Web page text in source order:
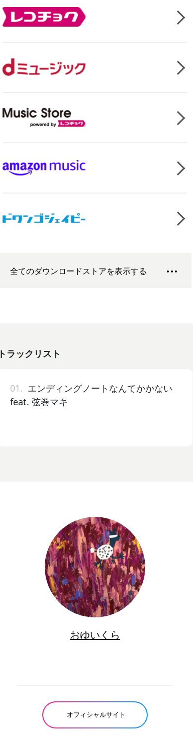
全てのダウンロードストアを表示する
トラックリスト
01. エンディングノートなんてかかない
feat. 弦巻マキ
おゆいくら
オフィシャルサイト